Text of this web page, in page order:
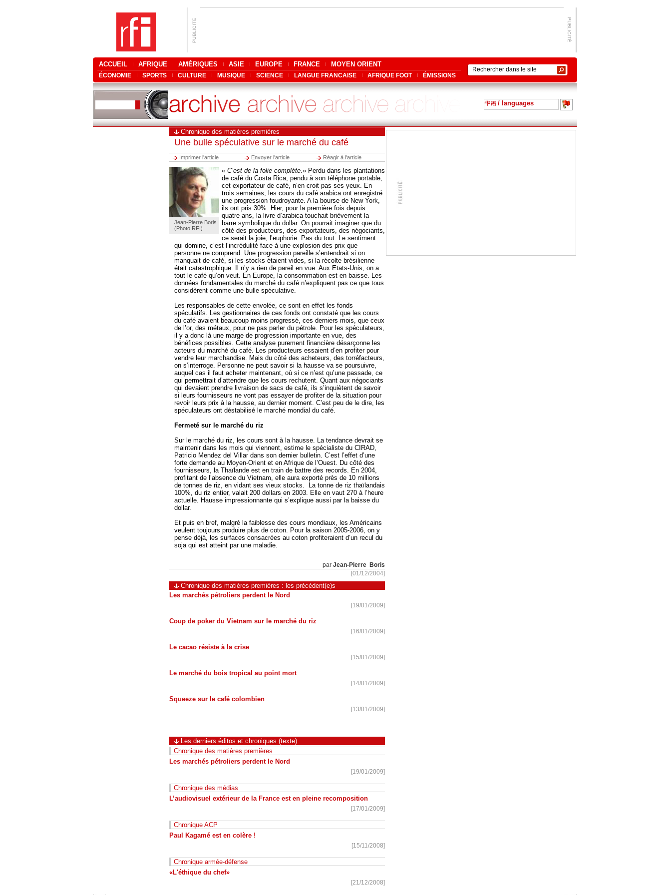
ACCUEIL AFRIQUE AMÉRIQUES ASIE EUROPE FRANCE MOYEN ORIENT
ÉCONOMIE SPORTS CULTURE MUSIQUE SCIENCE LANGUE FRANCAISE AFRIQUE FOOT ÉMISSIONS
/ languages
Chronique des matières premières
Une bulle spéculative sur le marché du café
Imprimer l'article Envoyer l'article Réagir à l'article
Jean-Pierre Boris
(Photo RFI)
« C’est de la folie complète.» Perdu dans les plantations
de café du Costa Rica, pendu à son téléphone portable,
cet exportateur de café, n’en croit pas ses yeux. En
trois semaines, les cours du café arabica ont enregistré
une progression foudroyante. A la bourse de New York,
ils ont pris 30%. Hier, pour la première fois depuis
quatre ans, la livre d’arabica touchait brièvement la
barre symbolique du dollar. On pourrait imaginer que du
côté des producteurs, des exportateurs, des négociants,
ce serait la joie, l’euphorie. Pas du tout. Le sentiment
qui domine, c’est l’incrédulité face à une explosion des prix que
personne ne comprend. Une progression pareille s’entendrait si on
manquait de café, si les stocks étaient vides, si la récolte brésilienne
était catastrophique. Il n’y a rien de pareil en vue. Aux Etats-Unis, on a
tout le café qu’on veut. En Europe, la consommation est en baisse. Les
données fondamentales du marché du café n’expliquent pas ce que tous
considèrent comme une bulle spéculative.
Les responsables de cette envolée, ce sont en effet les fonds
spéculatifs. Les gestionnaires de ces fonds ont constaté que les cours
du café avaient beaucoup moins progressé, ces derniers mois, que ceux
de l’or, des métaux, pour ne pas parler du pétrole. Pour les spéculateurs,
il y a donc là une marge de progression importante en vue, des
bénéfices possibles. Cette analyse purement financière désarçonne les
acteurs du marché du café. Les producteurs essaient d’en profiter pour
vendre leur marchandise. Mais du côté des acheteurs, des torréfacteurs,
on s’interroge. Personne ne peut savoir si la hausse va se poursuivre,
auquel cas il faut acheter maintenant, où si ce n’est qu’une passade, ce
qui permettrait d’attendre que les cours rechutent. Quant aux négociants
qui devaient prendre livraison de sacs de café, ils s’inquiètent de savoir
si leurs fournisseurs ne vont pas essayer de profiter de la situation pour
revoir leurs prix à la hausse, au dernier moment. C’est peu de le dire, les
spéculateurs ont déstabilisé le marché mondial du café.
Fermeté sur le marché du riz
Sur le marché du riz, les cours sont à la hausse. La tendance devrait se
maintenir dans les mois qui viennent, estime le spécialiste du CIRAD,
Patricio Mendez del Villar dans son dernier bulletin. C’est l’effet d’une
forte demande au Moyen-Orient et en Afrique de l’Ouest. Du côté des
fournisseurs, la Thaïlande est en train de battre des records. En 2004,
profitant de l’absence du Vietnam, elle aura exporté près de 10 millions
de tonnes de riz, en vidant ses vieux stocks. La tonne de riz thaïlandais
100%, du riz entier, valait 200 dollars en 2003. Elle en vaut 270 à l’heure
actuelle. Hausse impressionnante qui s’explique aussi par la baisse du
dollar.
Et puis en bref, malgré la faiblesse des cours mondiaux, les Américains
veulent toujours produire plus de coton. Pour la saison 2005-2006, on y
pense déjà, les surfaces consacrées au coton profiteraient d’un recul du
soja qui est atteint par une maladie.
par Jean-Pierre Boris
[01/12/2004]
Chronique des matières premières : les précédent(e)s
Les marchés pétroliers perdent le Nord
[19/01/2009]
Coup de poker du Vietnam sur le marché du riz
[16/01/2009]
Le cacao résiste à la crise
[15/01/2009]
Le marché du bois tropical au point mort
[14/01/2009]
Squeeze sur le café colombien
[13/01/2009]
Les derniers éditos et chroniques (texte)
Chronique des matières premières
Les marchés pétroliers perdent le Nord
[19/01/2009]
Chronique des médias
L’audiovisuel extérieur de la France est en pleine recomposition
[17/01/2009]
Chronique ACP
Paul Kagamé est en colère !
[15/11/2008]
Chronique armée-défense
«L'éthique du chef»
[21/12/2008]